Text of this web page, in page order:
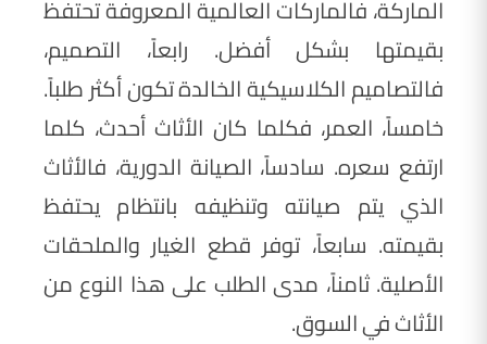
الماركة، فالماركات العالمية المعروفة تحتفظ
بقيمتها بشكل أفضل. رابعاً، التصميم،
فالتصاميم الكلاسيكية الخالدة تكون أكثر طلباً.
خامساً، العمر، فكلما كان الأثاث أحدث، كلما
ارتفع سعره. سادساً، الصيانة الدورية، فالأثاث
الذي يتم صيانته وتنظيفه بانتظام يحتفظ
بقيمته. سابعاً، توفر قطع الغيار والملحقات
الأصلية. ثامناً، مدى الطلب على هذا النوع من
الأثاث في السوق.